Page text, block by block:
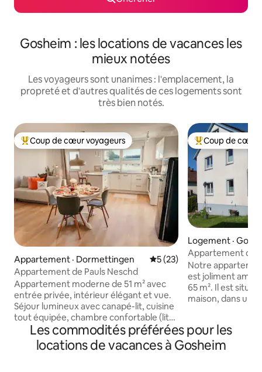
Gosheim : les locations de vacances les
mieux notées
Les voyageurs sont unanimes : l'emplacement, la
propreté et d'autres qualités de ces logements sont
très bien notés.
Coup de cœur voyageurs parmi les plus aimés
Coup de cœur voyageurs
Appartement · Dormettingen Note moyenne de 5 sur 5,
5 (23)
Appartement de Pauls Neschd
Appartement moderne de 51 m² avec
entrée privée, intérieur élégant et vue.
Séjour lumineux avec canapé-lit, cuisine
tout équipée, chambre confortable (lit
double de 1,80 m), salle de bain avec
douche à effet pluie. Télévision
intelligente, wifi et stationnement inclus.
Coup de cœur
Coup de cœur
Logement ·
Appartement de
Notre
est joliment
65 m². Il est situé
maison, dans un
salon-salle à
(entièrement
de toilettes, d'un
Les commodités préférées pour les
locations de vacances à Gosheim